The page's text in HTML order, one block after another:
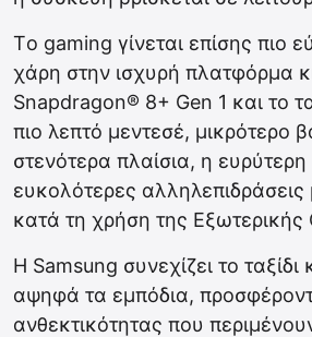
Τo gaming γίνεται επίσης πιο
χάρη στην ισχυρή πλατφόρμα
Snapdragon® 8+ Gen 1 και το
πιο λεπτό μεντεσέ, μικρότερο
στενότερα πλαίσια, η ευρύτερη
ευκολότερες αλληλεπιδράσεις
κατά τη χρήση της Εξωτερικής
Η Samsung συνεχίζει το ταξίδι
αψηφά τα εμπόδια,
ανθεκτικότητας που